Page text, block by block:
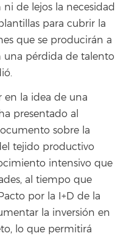
de lejos la necesidad
para cubrir la
que se producirán a
una pérdida de talento
en la idea de una
presentado al
sobre la
tejido productivo
intensivo que
al tiempo que
por la I+D de la
la inversión en
lo que permitirá